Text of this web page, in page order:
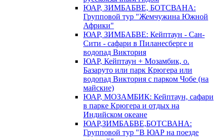
ЮАР, ЗИМБАБВЕ, БОТСВАНА:
Групповой тур "Жемчужина Южной
Африки"
ЮАР, ЗИМБАБВЕ: Кейптаун - Сан-
Сити - сафари в Пиланесберге и
водопад Виктория
ЮАР, Кейптаун + Мозамбик, о.
Базаруто или парк Крюгера или
водопад Виктория с парком Чобе (на
майские)
ЮАР, МОЗАМБИК: Кейптаун, сафари
в парке Крюгера и отдых на
Индийском океане
ЮАР,ЗИМБАБВЕ,БОТСВАНА:
Групповой тур "В ЮАР на поезде